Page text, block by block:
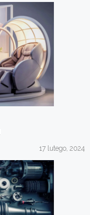
17 lutego, 2024